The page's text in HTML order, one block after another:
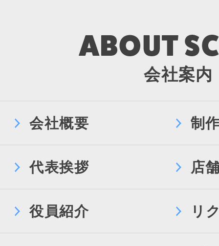
会社案内
会社概要 制
代表挨拶 店
役員紹介 リ